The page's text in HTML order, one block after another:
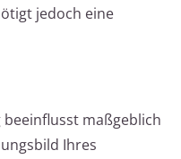
jedoch eine
maßgeblich
Ihres